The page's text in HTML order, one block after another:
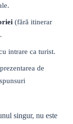
(fără itinerar
intrare ca turist.
de
singur, nu este